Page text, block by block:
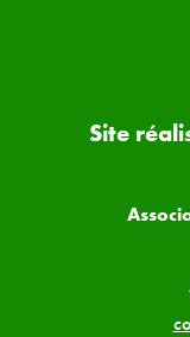
Site